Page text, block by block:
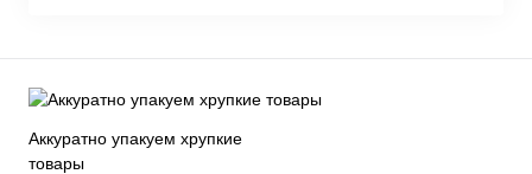
Аккуратно упакуем хрупкие
товары